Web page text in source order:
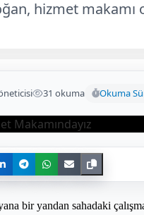
hizmet
31 okuma Okuma
bir yandan sahadaki